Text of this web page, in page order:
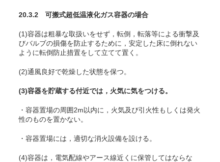
20.3.2 可搬式超低温液化ガス容器の場合
(1)容器は粗暴な取扱いをせず，転倒，転落等による衝撃及
びバルブの損傷を防止するために，安定した床に倒れない
ように転倒防止措置をして立てて置く。
(2)通風良好で乾燥した状態を保つ。
(3)容器を貯蔵する付近では，火気に気をつける。
・容器置場の周囲2m以内に，火気及び引火性もしくは発火
性のものを置かない。
・容器置場には，適切な消火設備を設ける。
(4)容器は，電気配線やアース線近くに保管してはならな